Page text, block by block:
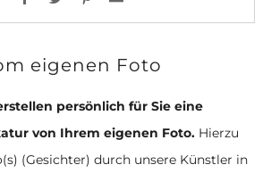
eigenen Foto
persönlich für Sie eine
von Ihrem eigenen Foto. Hierzu
(Gesichter) durch unsere Künstler in